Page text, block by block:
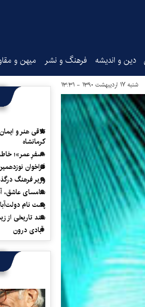
دین و اندیشه فرهنگ و نشر میهن و
شنبه ۱۷ اردیبهشت ۱۳۹۰ - ۱۳:۳۱
تلاقی هنر و
کرمانشاه
«سفرِ عمر»؛
فراخوان
وزیر فرهنگ
سامسای عاشق،
پشت نام
سند تاریخی از
آبادی درون